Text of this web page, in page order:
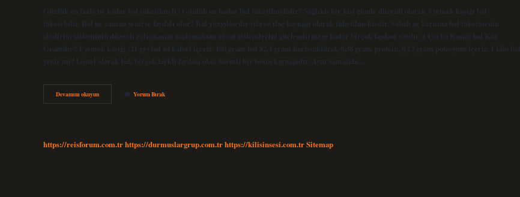
Günlük en fazla ne kadar bal tüketilmeli? Günlük ne kadar bal tüketilmelidir? Sağlıklı bir kişi günde düzenli olarak 3 yemek kaşığı bal
tüketebilir. Bal ne zaman yenirse faydalı olur? Bal yüzyıllardır şifa ve ilaç kaynağı olarak tüketilmektedir. Sabah aç karnına bal tüketmenin
sindirim sisteminin düzenli çalışmasını sağlamaktan vücut sistemlerini güçlendirmeye kadar birçok faydası vardır. 1 Çorba Kaşığı bal Kaç
Gramdır? 1 yemek kaşığı (21 gr) bal 64 kalori içerir. 100 gram bal 82,4 gram karbonhidrat, 0,38 gram protein, 0,13 gram potasyum içerir. 1 kilo bal
yenir mi? Genel olarak bal, birçok farklı faydası olan önemli bir besin kaynağıdır. Aynı zamanda…
Devamını okuyunGünlük
Ne
Yorum Bırak
https://reisforum.com.trhttps://durmuslargrup.com.trhttps://kilisinsesi.com.trSitemap